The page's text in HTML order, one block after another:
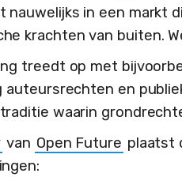
nauwelijks in een markt
krachten van buiten.
treedt op met
auteursrechten en
waarin
van Open Future plaatst